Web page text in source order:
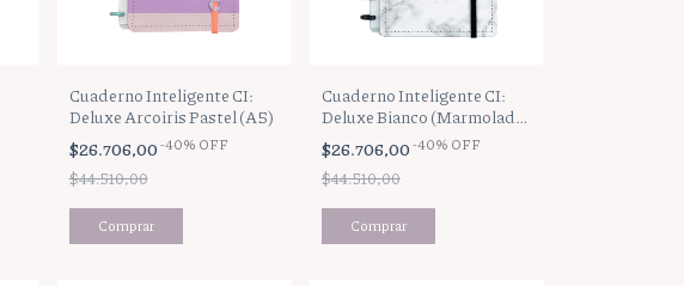
Cuaderno Inteligente CI:
Deluxe Arcoiris Pastel (A5)
$26.706,00-40% OFF
$44.510,00
Cuaderno Inteligente CI:
Deluxe Bianco (Marmolado)
(A5)
$26.706,00-40% OFF
$44.510,00